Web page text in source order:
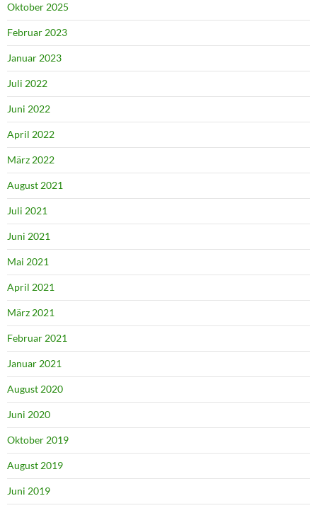
Oktober 2025
Februar 2023
Januar 2023
Juli 2022
Juni 2022
April 2022
März 2022
August 2021
Juli 2021
Juni 2021
Mai 2021
April 2021
März 2021
Februar 2021
Januar 2021
August 2020
Juni 2020
Oktober 2019
August 2019
Juni 2019